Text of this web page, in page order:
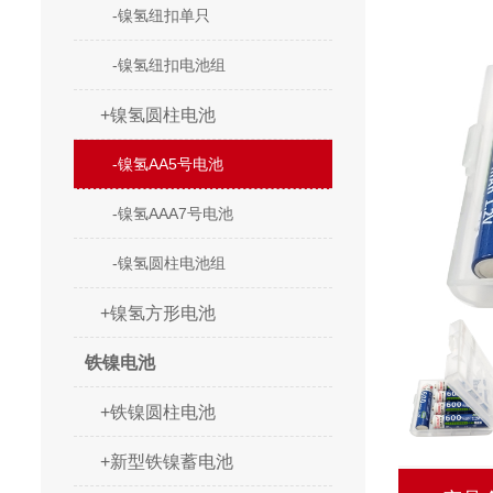
-镍氢纽扣单只
-镍氢纽扣电池组
+镍氢圆柱电池
-镍氢AA5号电池
-镍氢AAA7号电池
-镍氢圆柱电池组
+镍氢方形电池
铁镍电池
+铁镍圆柱电池
+新型铁镍蓄电池